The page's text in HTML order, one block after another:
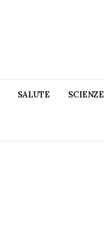
SALUTE SCIENZE